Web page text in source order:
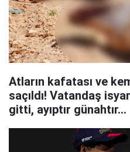
Atların kafatası ve
saçıldı! Vatandaş isyan etti: Bu etler nereye
gitti, ayıptır günahtır...